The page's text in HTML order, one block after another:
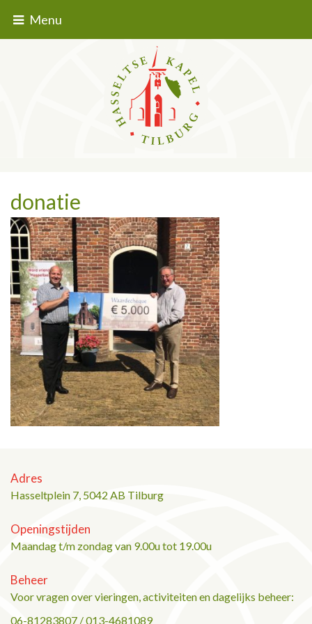
Menu
donatie
Adres
Hasseltplein 7, 5042 AB Tilburg
Openingstijden
Maandag t/m zondag van 9.00u tot 19.00u
Beheer
Voor vragen over vieringen, activiteiten en dagelijks beheer:
06-81283807 / 013-4681089